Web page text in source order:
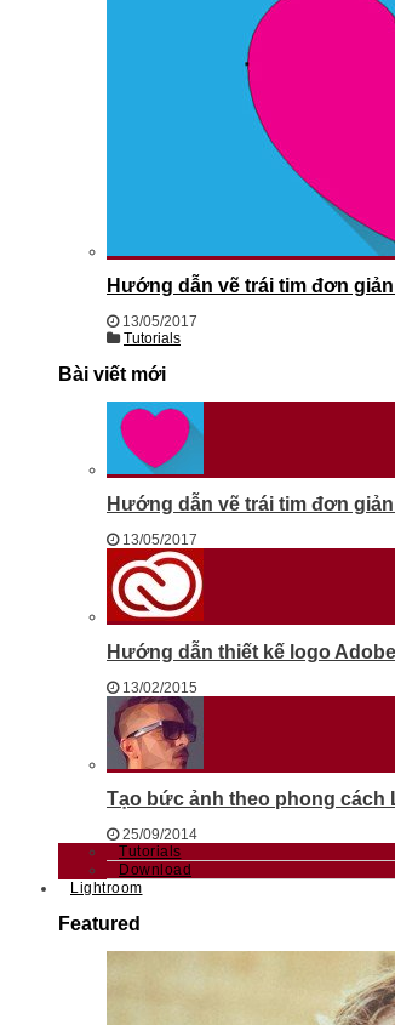
Hướng dẫn vẽ trái tim đơn
13/05/2017
Tutorials
Bài viết mới
Hướng dẫn vẽ trái tim đơn
13/05/2017
Hướng dẫn thiết kế logo
13/02/2015
Tạo bức ảnh theo phong cách
25/09/2014
Tutorials
Download
Lightroom
Featured